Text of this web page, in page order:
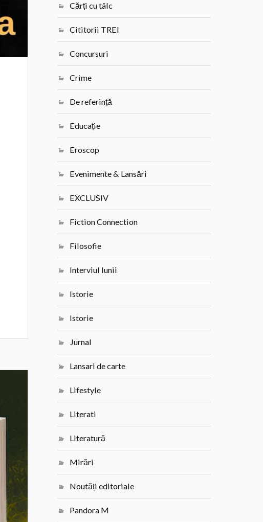
Cărți cu tâlc
Cititorii TREI
Concursuri
Crime
De referință
Educație
Eroscop
Evenimente & Lansări
EXCLUSIV
Fiction Connection
Filosofie
Interviul lunii
Istorie
Istorie
Jurnal
Lansari de carte
Lifestyle
Literati
Literatură
Mirări
Noutăți editoriale
Pandora M